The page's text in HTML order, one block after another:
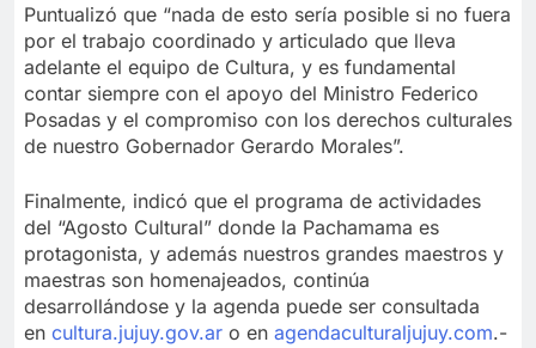
Puntualizó que “nada de esto sería posible si no fuera
por el trabajo coordinado y articulado que lleva
adelante el equipo de Cultura, y es fundamental
contar siempre con el apoyo del Ministro Federico
Posadas y el compromiso con los derechos culturales
de nuestro Gobernador Gerardo Morales”.
Finalmente, indicó que el programa de actividades
del “Agosto Cultural” donde la Pachamama es
protagonista, y además nuestros grandes maestros y
maestras son homenajeados, continúa
desarrollándose y la agenda puede ser consultada
en cultura.jujuy.gov.ar o en agendaculturaljujuy.com.-